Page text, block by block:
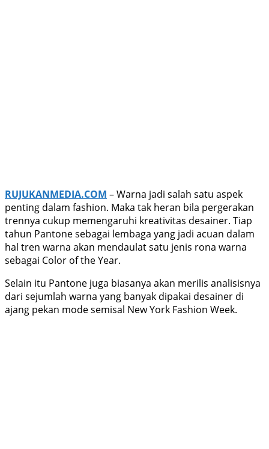
RUJUKANMEDIA.COM – Warna jadi salah satu aspek
penting dalam fashion. Maka tak heran bila pergerakan
trennya cukup memengaruhi kreativitas desainer. Tiap
tahun Pantone sebagai lembaga yang jadi acuan dalam
hal tren warna akan mendaulat satu jenis rona warna
sebagai Color of the Year.
Selain itu Pantone juga biasanya akan merilis analisisnya
dari sejumlah warna yang banyak dipakai desainer di
ajang pekan mode semisal New York Fashion Week.